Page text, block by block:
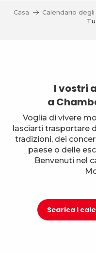
Casa
Calendario
I vostri
a
Voglia di vivere
lasciarti trasportare
tradizioni, dei
paese o delle
Benvenuti nel
Scarica i